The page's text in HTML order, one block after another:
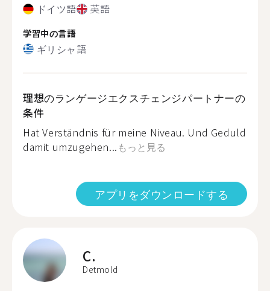
ドイツ語 英語
学習中の言語
ギリシャ語
理想のランゲージエクスチェンジパートナーの
条件
Hat Verständnis für meine Niveau. Und Geduld
damit umzugehen... もっと見る
アプリをダウンロードする
C.
Detmold